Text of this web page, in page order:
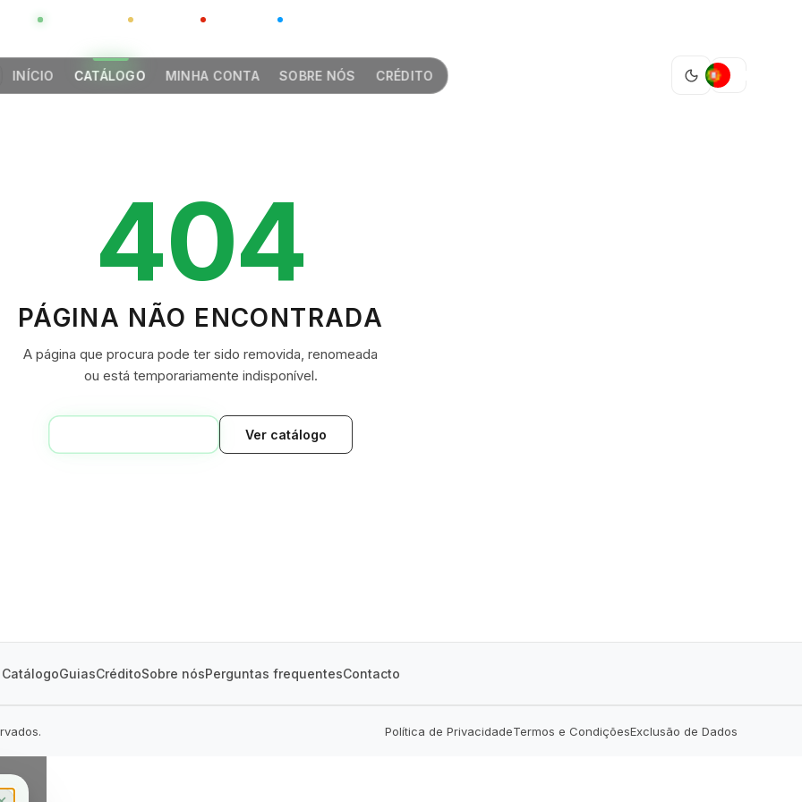
CHINA
INÍCIO CATÁLOGO MINHA CONTA SOBRE NÓS CRÉDITO
GREEN VILLAGE
404
PÁGINA NÃO ENCONTRADA
A página que procura pode ter sido removida, renomeada
ou está temporariamente indisponível.
Ver catálogo
CatálogoGuiasCréditoSobre nósPerguntas frequentesContacto
Política de PrivacidadeTermos e CondiçõesExclusão de Dados